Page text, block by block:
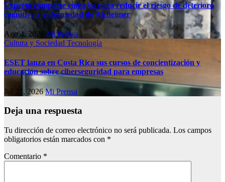
Experto comparte consejos para reducir el riesgo de deterioro
cognitivo у enfermedad de Alzheimer
Ago 4, 2026 Mi Prensa
Cultura y Sociedad Tecnología
ESET lanza en Costa Rica sus cursos de concientización y
educación sobre ciberseguridad para empresas
Jul 21, 2026Mi Prensa
Deja una respuesta
Tu dirección de correo electrónico no será publicada. Los campos
obligatorios están marcados con *
Comentario *